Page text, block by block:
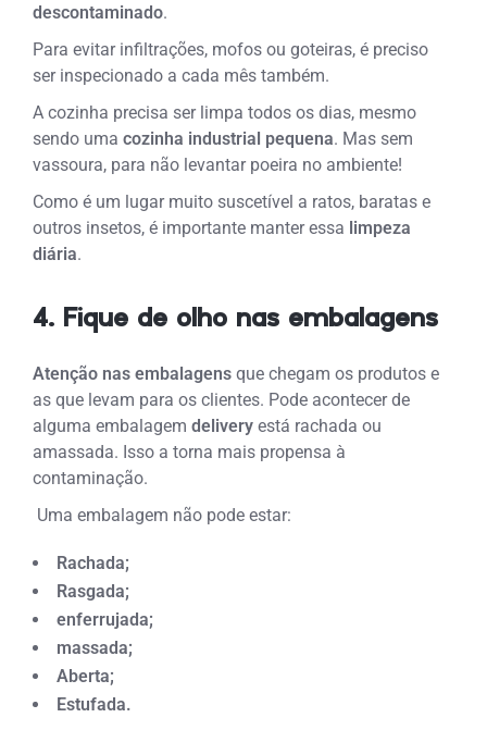
descontaminado.
Para evitar infiltrações, mofos ou goteiras, é preciso
ser inspecionado a cada mês também.
A cozinha precisa ser limpa todos os dias, mesmo
sendo umacozinha industrial pequena. Mas sem
vassoura, para não levantar poeira no ambiente!
Como é um lugar muito suscetível a ratos, baratas e
outros insetos, é importante manter essa limpeza
diária.
4. Fique de olho nas embalagens
Atenção nas embalagens que chegam os produtos e
as que levam para os clientes. Pode acontecer de
alguma embalagem deliveryestá rachada ou
amassada. Isso a torna mais propensa à
contaminação.
Uma embalagem não pode estar:
Rachada;
Rasgada;
enferrujada;
massada;
Aberta;
Estufada.